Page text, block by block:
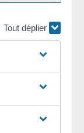
Tout déplier